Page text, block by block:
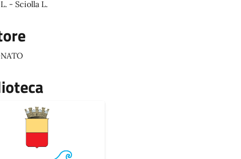
- Sciolla L.